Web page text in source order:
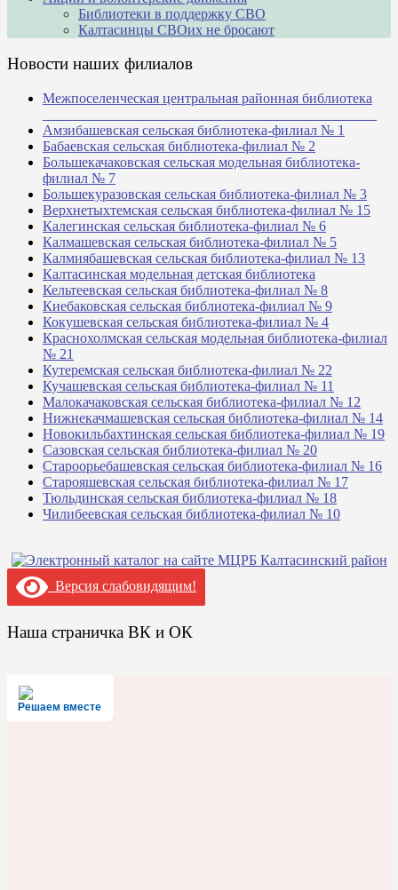
Библиотеки в поддержку СВО
Калтасинцы СВОих не бросают
Новости наших филиалов
Межпоселенческая центральная районная библиотека
Амзибашевская сельская библиотека-филиал № 1
Бабаевская сельская библиотека-филиал № 2
Большекачаковская сельская модельная библиотека-
филиал № 7
Большекуразовская сельская библиотека-филиал № 3
Верхнетыхтемская сельская библиотека-филиал № 15
Калегинская сельская библиотека-филиал № 6
Калмашевская сельская библиотека-филиал № 5
Калмиябашевская сельская библиотека-филиал № 13
Калтасинская модельная детская библиотека
Кельтеевская сельская библиотека-филиал № 8
Киебаковская сельская библиотека-филиал № 9
Кокушевская сельская библиотека-филиал № 4
Краснохолмская сельская модельная библиотека-филиал
№ 21
Кутеремская сельская библиотека-филиал № 22
Кучашевская сельская библиотека-филиал № 11
Малокачаковская сельская библиотека-филиал № 12
Нижнекачмашевская сельская библиотека-филиал № 14
Новокильбахтинская сельская библиотека-филиал № 19
Сазовская сельская библиотека-филиал № 20
Староорьебашевская сельская библиотека-филиал № 16
Старояшевская сельская библиотека-филиал № 17
Тюльдинская сельская библиотека-филиал № 18
Чилибеевская сельская библиотека-филиал № 10
Версия слабовидящим!
Наша страничка ВК и ОК
Решаем вместе